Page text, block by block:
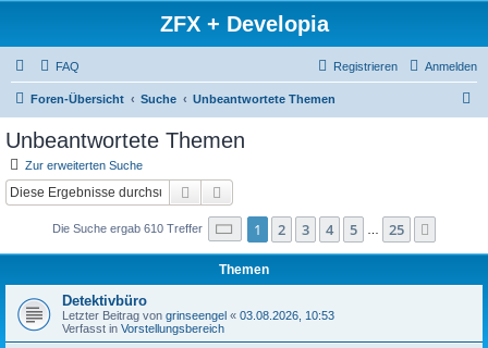
ZFX + Developia
FAQ Anmelden
Registrieren
Foren-Übersicht Suche Unbeantwortete Themen
Unbeantwortete Themen
Zur erweiterten Suche
Suche
Die Suche ergab 610 Treffer Seite 1von 25
1 2 3 4 5 25
Themen
Detektivbüro
Letzter Beitrag von grinseengel « 03.08.2026, 10:53
Verfasst in Vorstellungsbereich